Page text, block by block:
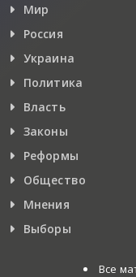
Мир
Россия
Украина
Политика
Власть
Законы
Реформы
Общество
Мнения
Выборы
Все